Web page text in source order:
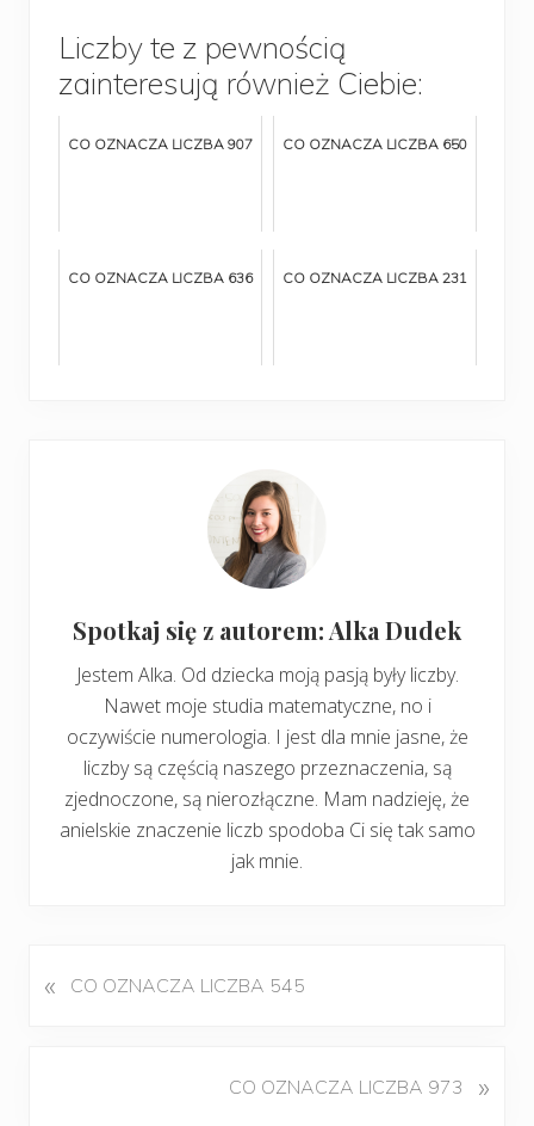
Liczby te z pewnością
zainteresują również Ciebie:
CO OZNACZA LICZBA 907 CO OZNACZA LICZBA 650
CO OZNACZA LICZBA 636 CO OZNACZA LICZBA 231
Spotkaj się z autorem: Alka Dudek
Jestem Alka. Od dziecka moją pasją były liczby.
Nawet moje studia matematyczne, no i
oczywiście numerologia. I jest dla mnie jasne, że
liczby są częścią naszego przeznaczenia, są
zjednoczone, są nierozłączne. Mam nadzieję, że
anielskie znaczenie liczb spodoba Ci się tak samo
jak mnie.
P
« CO OZNACZA LICZBA 545
CO OZNACZA LICZBA 973 »